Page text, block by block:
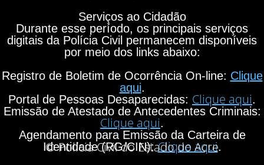
Serviços ao Cidadão
Durante esse período, os principais serviços
digitais da Polícia Civil permanecem disponíveis
por meio dos links abaixo:
Registro de Boletim de Ocorrência On-line: Clique
aqui.
Portal de Pessoas Desaparecidas: Clique aqui.
Emissão de Atestado de Antecedentes Criminais:
Clique aqui.
Agendamento para Emissão da Carteira de
Identidade (RG/CIN):Clique aqui.
© Polícia Civil do Estado do Acre